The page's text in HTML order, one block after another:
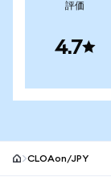
評価
4.7
CLOAon/JPY